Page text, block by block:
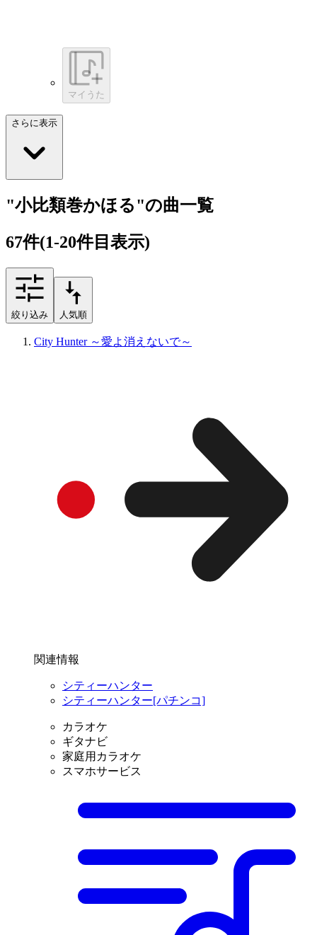
マイうた
さらに表示
"小比類巻かほる"の曲一覧
67件(1-20件目表示)
絞り込み 人気順
City Hunter ～愛よ消えないで～
関連情報
シティーハンター
シティーハンター[パチンコ]
カラオケ
ギタナビ
家庭用カラオケ
スマホサービス